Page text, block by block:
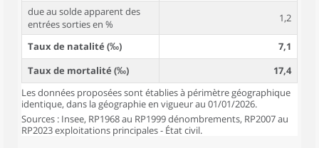
due au solde apparent des
entrées sorties en %
1,2
Taux de natalité (‰)
7,1
Taux de mortalité (‰)
17,4
Les données proposées sont établies à périmètre géographique
identique, dans la géographie en vigueur au 01/01/2026.
Sources : Insee, RP1968 au RP1999 dénombrements, RP2007 au
RP2023 exploitations principales - État civil.